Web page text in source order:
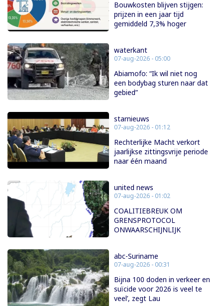
Bouwkosten blijven stijgen:
prijzen in een jaar tijd
gemiddeld 7,3% hoger
waterkant
07-aug-2026 - 05:00
Abiamofo: “Ik wil niet nog
een bodybag sturen naar dat
gebied”
starnieuws
07-aug-2026 - 01:12
Rechterlijke Macht verkort
jaarlijkse zittingsvrije periode
naar één maand
united news
07-aug-2026 - 01:02
COALITIEBREUK OM
GRENSPROTOCOL
ONWAARSCHIJNLIJK
abc-Suriname
07-aug-2026 - 00:31
Bijna 100 doden in verkeer en
suïcide voor 2026 is veel te
veel’, zegt Lau